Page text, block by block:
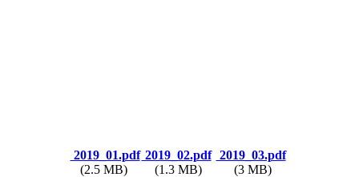
2019_01.pdf
(2.5 MB)
2019_02.pdf
(1.3 MB)
2019_03.pdf
(3 MB)